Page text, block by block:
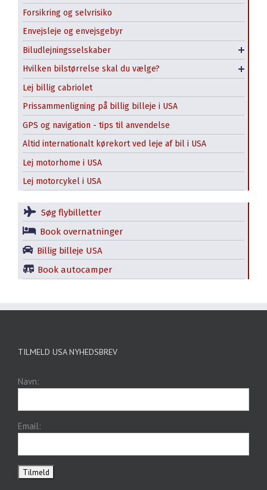
Forsikring og selvrisiko
Envejsleje og envejsgebyr
Biludlejningsselskaber
Budget
Enterprise
Turo
Hvilken bilstørrelse skal du vælge?
Minivan / MPV
SUV
Stor SUV - Full Size
Pickup truck
Lej billig cabriolet
Prissammenligning på billig billeje i USA
GPS og navigation - tips til anvendelse
Altid internationalt kørekort ved leje af bil i USA
Lej motorhome i USA
Lej motorcykel i USA
Søg flybilletter
Book overnatninger
Billig billeje USA
Book autocamper
TILMELD USA NYHEDSBREV
Navn:
Email: